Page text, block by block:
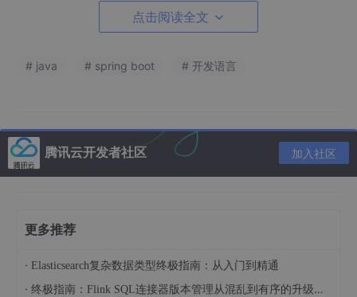
请联系我获取更详细的演示视频
点击阅读全文
# java # spring boot # 开发语言
腾讯云开发者社区 加入社区
更多推荐
· Elasticsearch复杂数据类型终极指南：从入门到精通
· 终极指南：Flink SQL连接器版本管理从混乱到有序的升级之路